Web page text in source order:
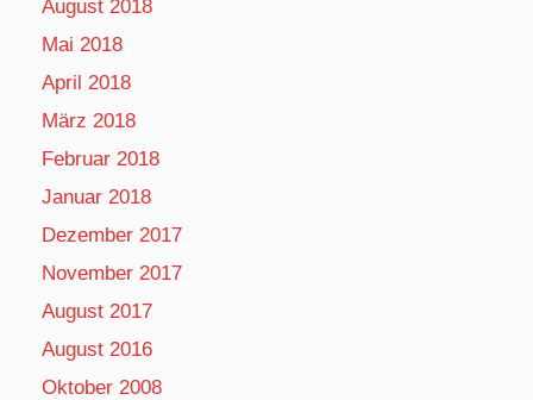
August 2018
Mai 2018
April 2018
März 2018
Februar 2018
Januar 2018
Dezember 2017
November 2017
August 2017
August 2016
Oktober 2008